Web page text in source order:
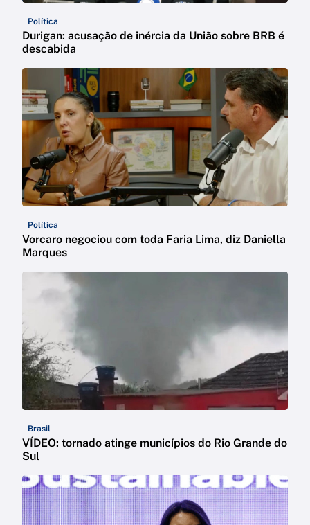
Política
Durigan: acusação de inércia da União sobre BRB é
descabida
Política
Vorcaro negociou com toda Faria Lima, diz Daniella
Marques
Brasil
VÍDEO: tornado atinge municípios do Rio Grande do
Sul